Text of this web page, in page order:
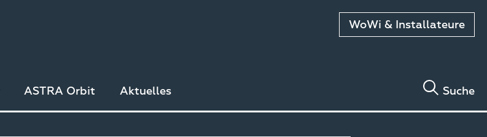
WoWi & Installateure
Suche
ASTRA Orbit Aktuelles